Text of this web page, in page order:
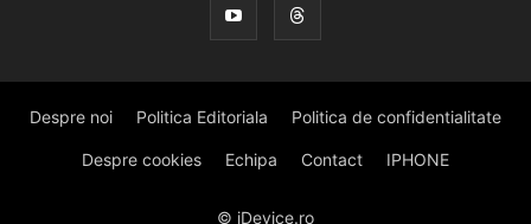
Despre noi Politica Editoriala Politica de confidentialitate
Despre cookies Echipa Contact IPHONE
© iDevice.ro